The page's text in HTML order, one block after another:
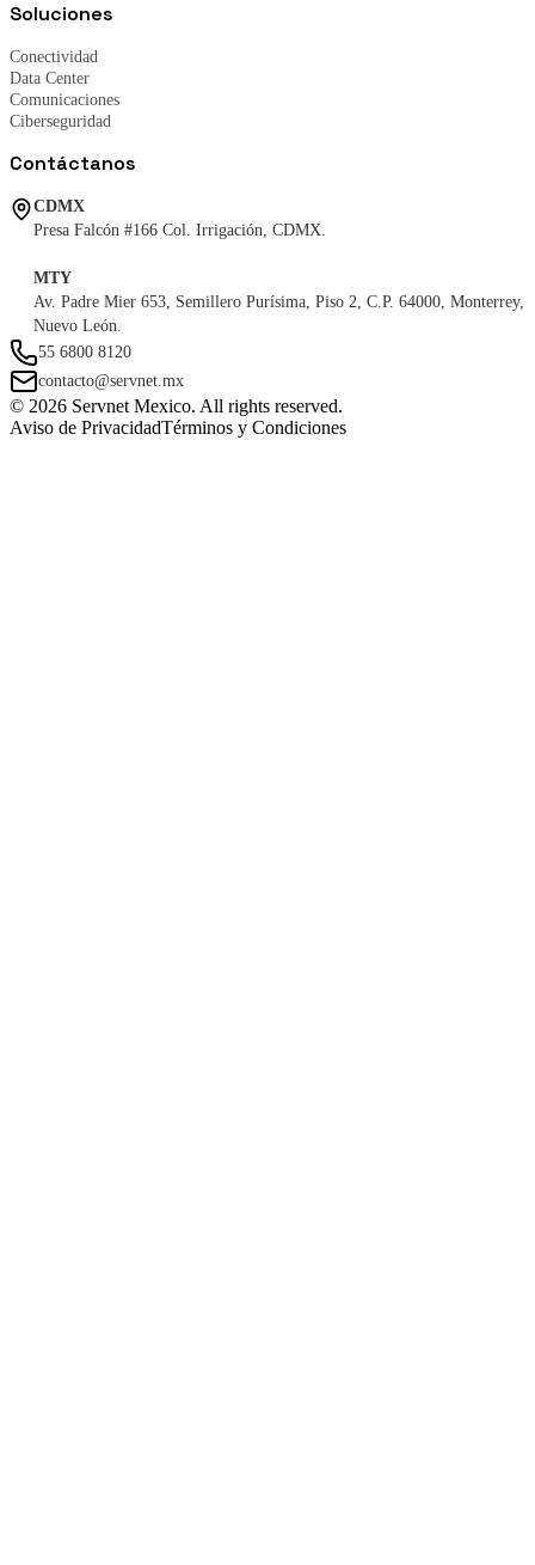
Soluciones
Conectividad
Data Center
Comunicaciones
Ciberseguridad
Contáctanos
CDMX
Presa Falcón #166 Col. Irrigación, CDMX.
MTY
Av. Padre Mier 653, Semillero Purísima, Piso 2, C.P. 64000, Monterrey,
Nuevo León.
55 6800 8120
contacto@servnet.mx
© 2026 Servnet Mexico. All rights reserved.
Aviso de PrivacidadTérminos y Condiciones